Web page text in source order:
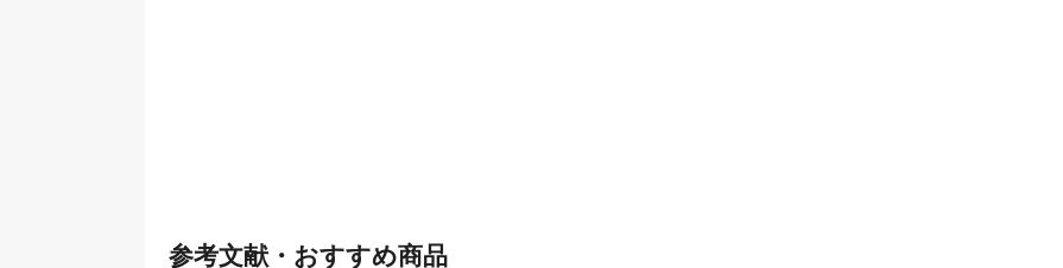
参考文献・おすすめ商品